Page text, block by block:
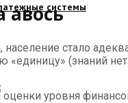
системы
авось
стало
(знаний
уровня